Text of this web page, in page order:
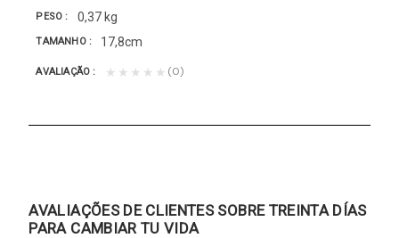
PESO 0,37 kg
TAMANHO 17,8cm
AVALIAÇÃO ★★★★★ (0)
AVALIAÇÕES DE CLIENTES SOBRE TREINTA DÍAS
PARA CAMBIAR TU VIDA